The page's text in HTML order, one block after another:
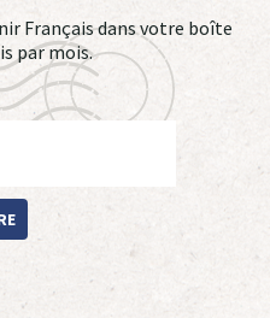
Français dans votre boîte
par mois.